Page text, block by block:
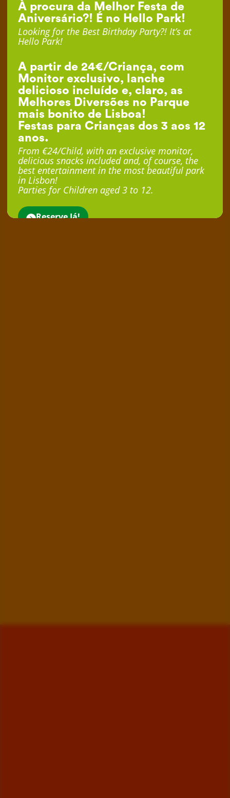
À procura da Melhor Festa de
Aniversário?! É no Hello Park!
Looking for the Best Birthday Party?! It’s at
Hello Park!
A partir de 24€/Criança, com
Monitor exclusivo, lanche
delicioso incluído e, claro, as
Melhores Diversões no Parque
mais bonito de Lisboa!
Festas para Crianças dos 3 aos 12
anos.
From €24/Child, with an exclusive monitor,
delicious snacks included and, of course, the
best entertainment in the most beautiful park
in Lisbon!
Parties for Children aged 3 to 12.
Reserve Já!